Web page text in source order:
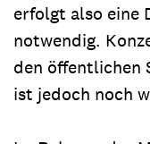
erfolgt also eine
notwendig.
den öffentlichen
ist jedoch noch